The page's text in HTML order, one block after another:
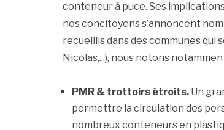
conteneur à puce. Ses
nos concitoyens s’annoncent
recueillis dans des communes qui
Nicolas,...), nous notons
PMR & trottoirs étroits. Un
permettre la circulation des
nombreux conteneurs en